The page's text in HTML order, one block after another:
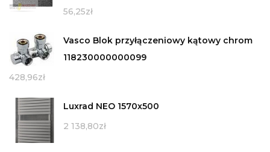
56,25zł
Vasco Blok przyłączeniowy kątowy chrom
118230000000099
428,96zł
Luxrad NEO 1570x500
2 138,80zł